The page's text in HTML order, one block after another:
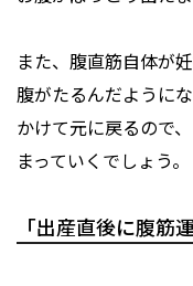
また、腹直筋自体が
腹がたるんだように
かけて元に戻るので
まっていくでしょう。
「出産直後に腹筋